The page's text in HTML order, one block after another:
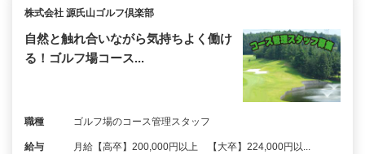
株式会社 源氏山ゴルフ倶楽部
自然と触れ合いながら気持ちよく働け
る！ゴルフ場コース...
職種 ゴルフ場のコース管理スタッフ
給与 月給【高卒】200,000円以上 【大卒】224,000円以...